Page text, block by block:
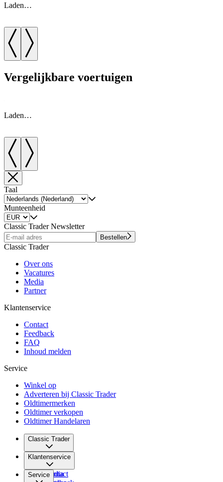
Laden…
Vergelijkbare voertuigen
Laden…
Taal
Munteenheid
Classic Trader Newsletter
Bestellen
Classic Trader
Over ons
Vacatures
Media
Partner
Klantenservice
Contact
Feedback
FAQ
Inhoud melden
Service
Winkel op
Adverteren bij Classic Trader
Oldtimermerken
Oldtimer verkopen
Oldtimer Handelaren
Classic Trader
Over ons
Vacatures
Media
Klantenservice
Contact
Service